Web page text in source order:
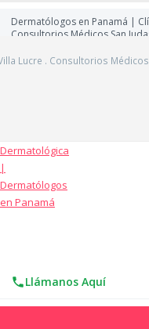
Dermatólogos en Panamá |
Consultorios Médicos San
Lucre . Consultorios
Llámanos Aquí